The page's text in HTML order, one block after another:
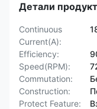
Детали
Continuous
Current(A):
Efficiency:
Speed(RPM):
Commutation:
Construction:
Protect Feature: